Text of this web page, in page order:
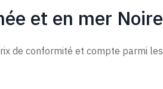
et en mer Noire
de conformité et compte parmi les